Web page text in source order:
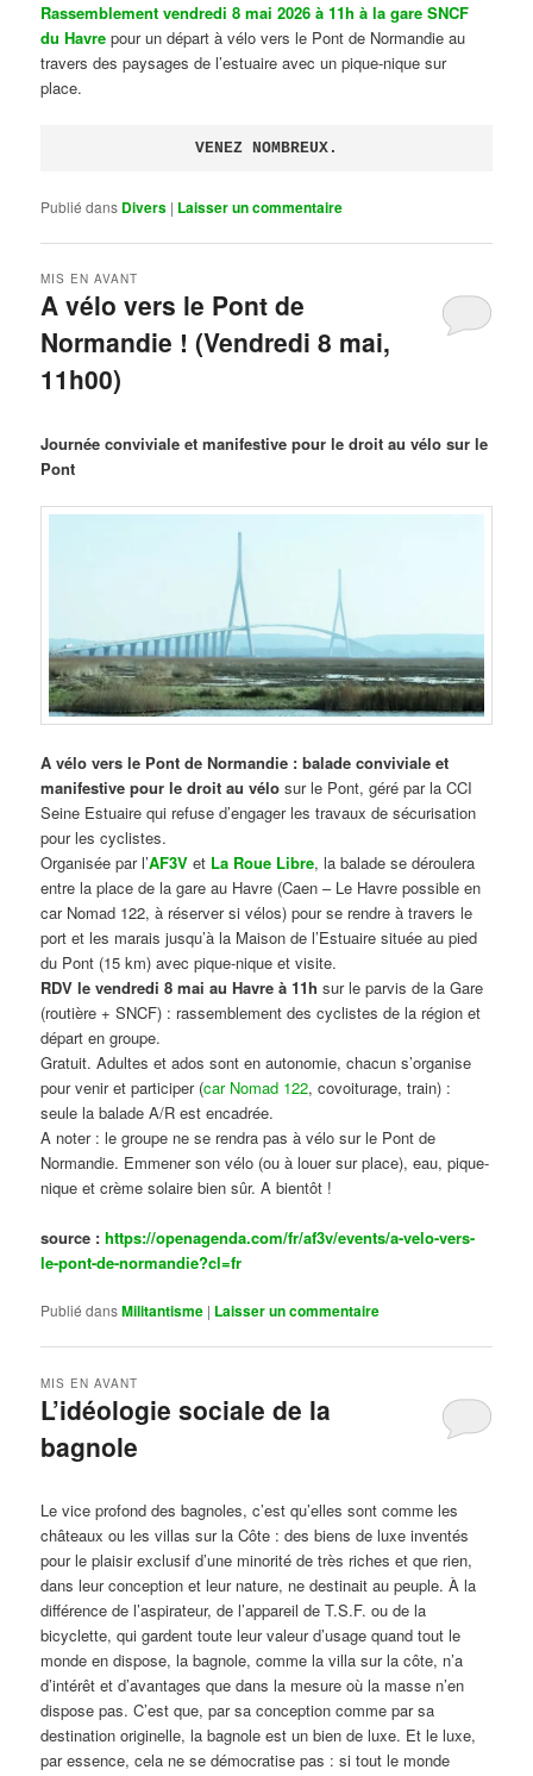
Rassemblement vendredi 8 mai 2026 à 11h à la gare SNCF
du Havre pour un départ à vélo vers le Pont de Normandie au
travers des paysages de l’estuaire avec un pique-nique sur
place.
VENEZ NOMBREUX.
Publié dans Divers | Laisser un commentaire
A vélo vers le Pont de
Normandie ! (Vendredi 8 mai,
11h00)
MIS EN AVANT
Journée conviviale et manifestive pour le droit au vélo sur le
Pont
A vélo vers le Pont de Normandie : balade conviviale et
manifestive pour le droit au vélo sur le Pont, géré par la CCI
Seine Estuaire qui refuse d’engager les travaux de sécurisation
pour les cyclistes.
Organisée par l’AF3V et La Roue Libre, la balade se déroulera
entre la place de la gare au Havre (Caen – Le Havre possible en
car Nomad 122, à réserver si vélos) pour se rendre à travers le
port et les marais jusqu’à la Maison de l’Estuaire située au pied
du Pont (15 km) avec pique-nique et visite.
RDV le vendredi 8 mai au Havre à 11h sur le parvis de la Gare
(routière + SNCF) : rassemblement des cyclistes de la région et
départ en groupe.
Gratuit. Adultes et ados sont en autonomie, chacun s’organise
pour venir et participer (car Nomad 122, covoiturage, train) :
seule la balade A/R est encadrée.
A noter : le groupe ne se rendra pas à vélo sur le Pont de
Normandie. Emmener son vélo (ou à louer sur place), eau, pique-
nique et crème solaire bien sûr. A bientôt !
source :https://openagenda.com/fr/af3v/events/a-velo-vers-
le-pont-de-normandie?cl=fr
Publié dansMilitantisme | Laisser un commentaire
L’idéologie sociale de la
bagnole
MIS EN AVANT
Le vice profond des bagnoles, c’est qu’elles sont comme les
châteaux ou les villas sur la Côte : des biens de luxe inventés
pour le plaisir exclusif d’une minorité de très riches et que rien,
dans leur conception et leur nature, ne destinait au peuple. À la
différence de l’aspirateur, de l’appareil de T.S.F. ou de la
bicyclette, qui gardent toute leur valeur d’usage quand tout le
monde en dispose, la bagnole, comme la villa sur la côte, n’a
d’intérêt et d’avantages que dans la mesure où la masse n’en
dispose pas. C’est que, par sa conception comme par sa
destination originelle, la bagnole est un bien de luxe. Et le luxe,
par essence, cela ne se démocratise pas : si tout le monde